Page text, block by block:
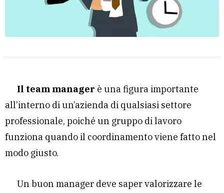
Il team manager è una figura importante
all’interno di un’azienda di qualsiasi settore
professionale, poiché un gruppo di lavoro
funziona quando il coordinamento viene fatto nel
modo giusto.
Un buon manager deve saper valorizzare le